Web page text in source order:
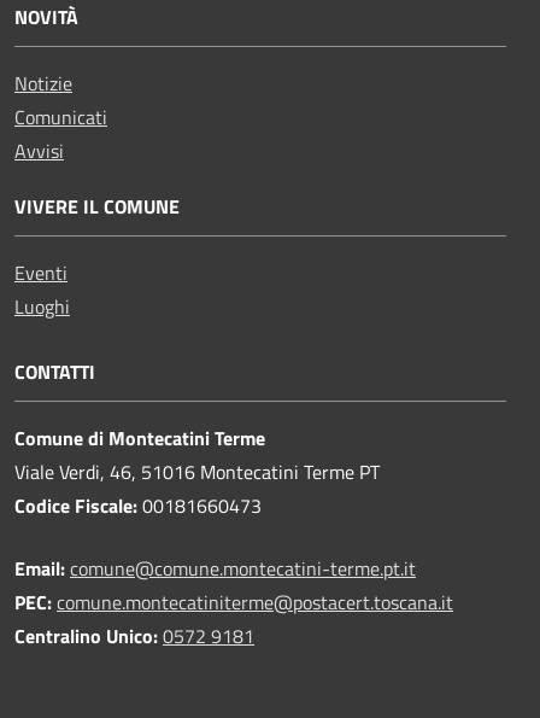
NOVITÀ
Notizie
Comunicati
Avvisi
VIVERE IL COMUNE
Eventi
Luoghi
CONTATTI
Comune di Montecatini Terme
Viale Verdi, 46, 51016 Montecatini Terme PT
Codice Fiscale:00181660473
Email:comune@comune.montecatini-terme.pt.it
PEC:comune.montecatiniterme@postacert.toscana.it
Centralino Unico:0572 9181